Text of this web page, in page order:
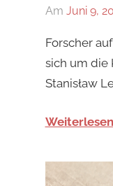
Am Juni 9,
Forscher
sich um die
Stanisław
Weiterlesen